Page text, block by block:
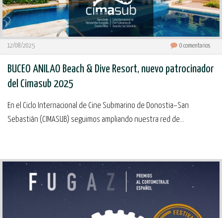
12/08/2025 0 comentarios
BUCEO ANILAO Beach & Dive Resort, nuevo patrocinador
del Cimasub 2025
En el Ciclo Internacional de Cine Submarino de Donostia–San
Sebastián (CIMASUB) seguimos ampliando nuestra red de...